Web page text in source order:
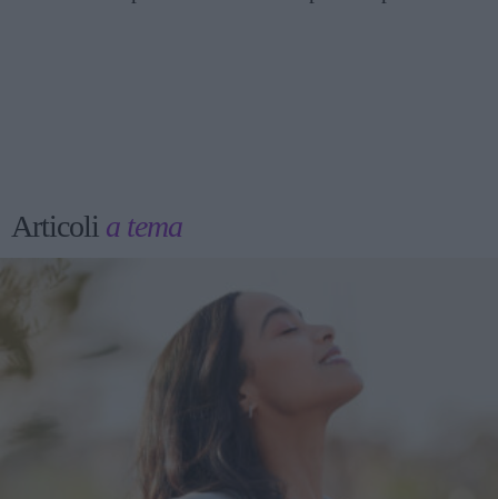
Articoli a tema